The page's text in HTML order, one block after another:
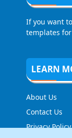
If you want
templates
LEARN
About Us
Contact Us
Privacy Policy